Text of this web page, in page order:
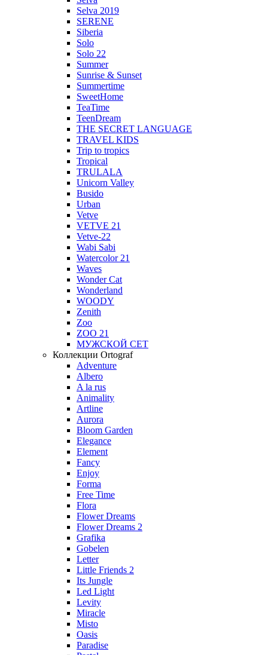
Selva 2019
SERENE
Siberia
Solo
Solo 22
Summer
Sunrise & Sunset
Summertime
SweetHome
TeaTime
TeenDream
THE SECRET LANGUAGE
TRAVEL KIDS
Trip to tropics
Tropical
TRULALA
Unicorn Valley
Busido
Urban
Vetve
VETVE 21
Vetve-22
Wabi Sabi
Watercolor 21
Waves
Wonder Cat
Wonderland
WOODY
Zenith
Zoo
ZOO 21
МУЖСКОЙ СЕТ
Коллекции Ortograf
Adventure
Albero
A la rus
Animality
Artline
Aurora
Bloom Garden
Elegance
Element
Fancy
Enjoy
Forma
Free Time
Flora
Flower Dreams
Flower Dreams 2
Grafika
Gobelen
Letter
Little Friends 2
Its Jungle
Led Light
Levity
Miracle
Misto
Oasis
Paradise